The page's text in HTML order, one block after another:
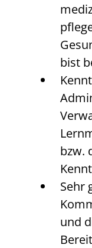
bist
bzw.
Sehr
und